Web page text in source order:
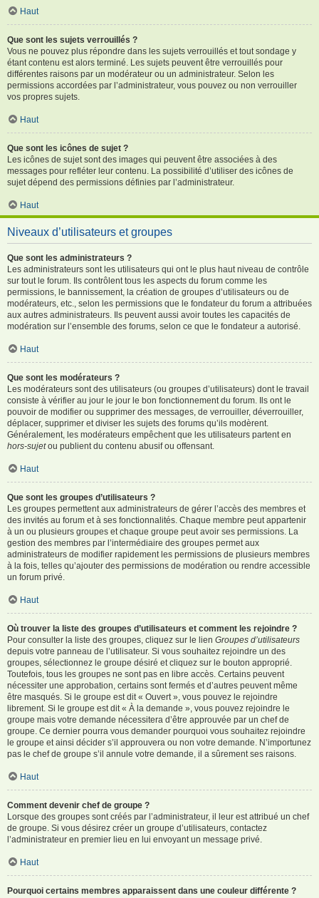
Haut
Que sont les sujets verrouillés ?
Vous ne pouvez plus répondre dans les sujets verrouillés et tout sondage y
étant contenu est alors terminé. Les sujets peuvent être verrouillés pour
différentes raisons par un modérateur ou un administrateur. Selon les
permissions accordées par l’administrateur, vous pouvez ou non verrouiller
vos propres sujets.
Haut
Que sont les icônes de sujet ?
Les icônes de sujet sont des images qui peuvent être associées à des
messages pour refléter leur contenu. La possibilité d’utiliser des icônes de
sujet dépend des permissions définies par l’administrateur.
Haut
Niveaux d’utilisateurs et groupes
Que sont les administrateurs ?
Les administrateurs sont les utilisateurs qui ont le plus haut niveau de contrôle
sur tout le forum. Ils contrôlent tous les aspects du forum comme les
permissions, le bannissement, la création de groupes d’utilisateurs ou de
modérateurs, etc., selon les permissions que le fondateur du forum a attribuées
aux autres administrateurs. Ils peuvent aussi avoir toutes les capacités de
modération sur l’ensemble des forums, selon ce que le fondateur a autorisé.
Haut
Que sont les modérateurs ?
Les modérateurs sont des utilisateurs (ou groupes d’utilisateurs) dont le travail
consiste à vérifier au jour le jour le bon fonctionnement du forum. Ils ont le
pouvoir de modifier ou supprimer des messages, de verrouiller, déverrouiller,
déplacer, supprimer et diviser les sujets des forums qu’ils modèrent.
Généralement, les modérateurs empêchent que les utilisateurs partent en
hors-sujetou publient du contenu abusif ou offensant.
Haut
Que sont les groupes d’utilisateurs ?
Les groupes permettent aux administrateurs de gérer l’accès des membres et
des invités au forum et à ses fonctionnalités. Chaque membre peut appartenir
à un ou plusieurs groupes et chaque groupe peut avoir ses permissions. La
gestion des membres par l’intermédiaire des groupes permet aux
administrateurs de modifier rapidement les permissions de plusieurs membres
à la fois, telles qu’ajouter des permissions de modération ou rendre accessible
un forum privé.
Haut
Où trouver la liste des groupes d’utilisateurs et comment les rejoindre ?
Pour consulter la liste des groupes, cliquez sur le lien Groupes d’utilisateurs
depuis votre panneau de l’utilisateur. Si vous souhaitez rejoindre un des
groupes, sélectionnez le groupe désiré et cliquez sur le bouton approprié.
Toutefois, tous les groupes ne sont pas en libre accès. Certains peuvent
nécessiter une approbation, certains sont fermés et d’autres peuvent même
être masqués. Si le groupe est dit « Ouvert », vous pouvez le rejoindre
librement. Si le groupe est dit « À la demande », vous pouvez rejoindre le
groupe mais votre demande nécessitera d’être approuvée par un chef de
groupe. Ce dernier pourra vous demander pourquoi vous souhaitez rejoindre
le groupe et ainsi décider s’il approuvera ou non votre demande. N’importunez
pas le chef de groupe s’il annule votre demande, il a sûrement ses raisons.
Haut
Comment devenir chef de groupe ?
Lorsque des groupes sont créés par l’administrateur, il leur est attribué un chef
de groupe. Si vous désirez créer un groupe d’utilisateurs, contactez
l’administrateur en premier lieu en lui envoyant un message privé.
Haut
Pourquoi certains membres apparaissent dans une couleur différente ?